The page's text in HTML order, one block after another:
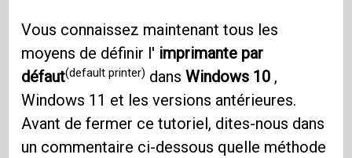
Vous connaissez maintenant tous les
moyens de définir l' imprimante par
défaut(default printer) dansWindows 10 ,
Windows 11 et les versions antérieures.
Avant de fermer ce tutoriel, dites-nous dans
un commentaire ci-dessous quelle méthode